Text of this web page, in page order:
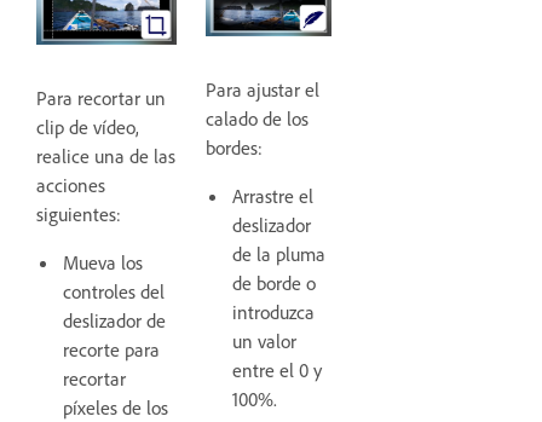
Para recortar un
clip de vídeo,
realice una de las
acciones
siguientes:
Mueva los
controles del
deslizador de
recorte para
recortar
píxeles de los
Para ajustar el
calado de los
bordes:
Arrastre el
deslizador
de la pluma
de borde o
introduzca
un valor
entre el 0 y
100%.